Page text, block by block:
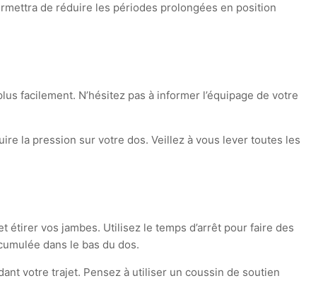
de réduire les périodes prolongées en position
facilement. N’hésitez pas à informer l’équipage de votre
la pression sur votre dos. Veillez à vous lever toutes les
vos jambes. Utilisez le temps d’arrêt pour faire des
dans le bas du dos.
votre trajet. Pensez à utiliser un coussin de soutien